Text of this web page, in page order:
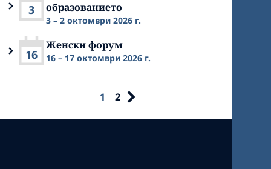
3
образованието
3 – 2 октомври 2026 г.
16
Женски форум
16 – 17 октомври 2026 г.
1 2